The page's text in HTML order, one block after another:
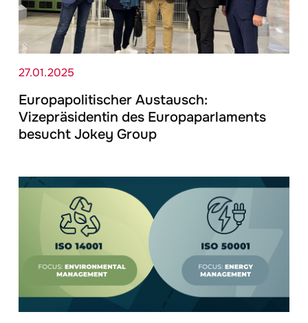
27.01.2025
Europapolitischer Austausch:
Vizepräsidentin des Europaparlaments
besucht Jokey Group